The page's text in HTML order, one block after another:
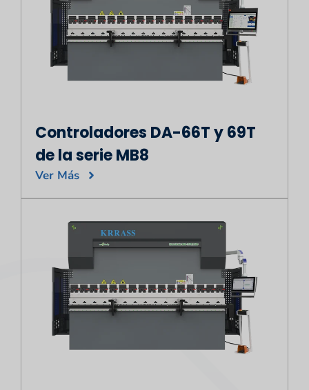
Controladores DA-66T y 69T
de la serie MB8
Ver Más